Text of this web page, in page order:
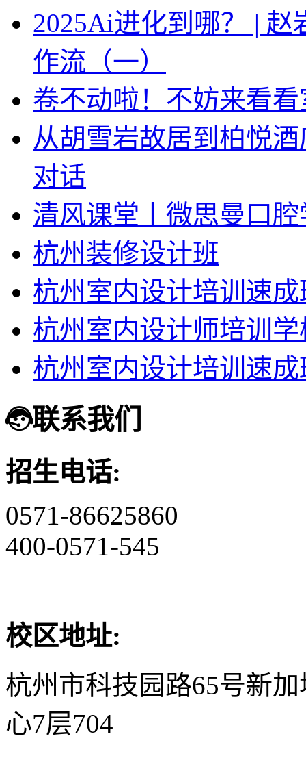
2025Ai进化到哪？ |
作流（一）
卷不动啦！不妨来看
从胡雪岩故居到柏悦
对话
清风课堂丨微思曼口
杭州装修设计班
杭州室内设计培训速成
杭州室内设计师培训
杭州室内设计培训速成
联系我们
招生电话:
0571-86625860
400-0571-545
校区地址:
杭州市科技园路65号新
心7层704